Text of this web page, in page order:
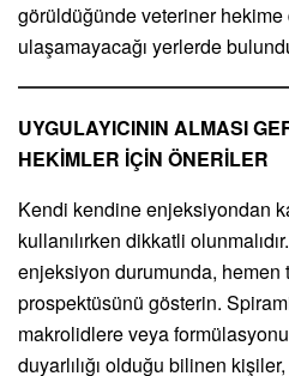
görüldüğünde veteriner hekime
ulaşamayacağı yerlerde
UYGULAYICININ ALMASI
HEKİMLER İÇİN ÖNERİLER
Kendi kendine enjeksiyondan
kullanılırken dikkatli
enjeksiyon durumunda, hemen
prospektüsünü gösterin.
makrolidlere veya
duyarlılığı olduğu bilinen